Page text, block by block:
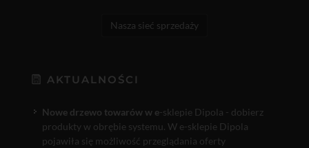
Nasza sieć sprzedaży
AKTUALNOŚCI
Nowe drzewo towarów w e-sklepie Dipola - dobierz
produkty w obrębie systemu. W e-sklepie Dipola
pojawiła się możliwość przeglądania oferty